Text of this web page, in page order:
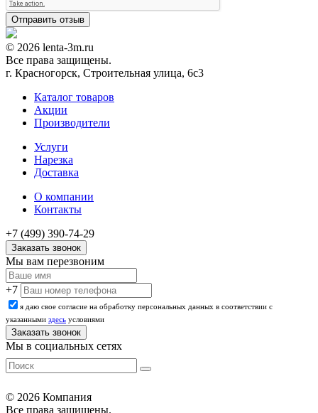
© 2026 lenta-3m.ru
Все права защищены.
г. Красногорск, Строительная улица, 6с3
Каталог товаров
Акции
Производители
Услуги
Нарезка
Доставка
О компании
Контакты
+7 (499) 390-74-29
Заказать звонок
Мы вам перезвоним
+7
я даю свое согласие на обработку персональных данных в соответствии с
указанными здесь условиями
Мы в социальных сетях
© 2026 Компания
Все права защищены.